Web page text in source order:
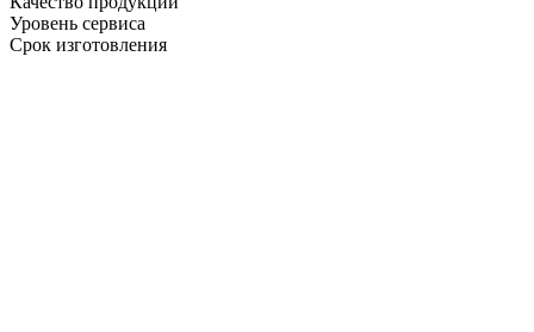
Уровень сервиса
Срок изготовления